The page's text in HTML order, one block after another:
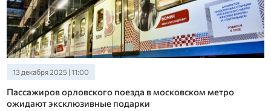
13 декабря 2025 | 11:00
Пассажиров орловского поезда в московском метро
ожидают эксклюзивные подарки